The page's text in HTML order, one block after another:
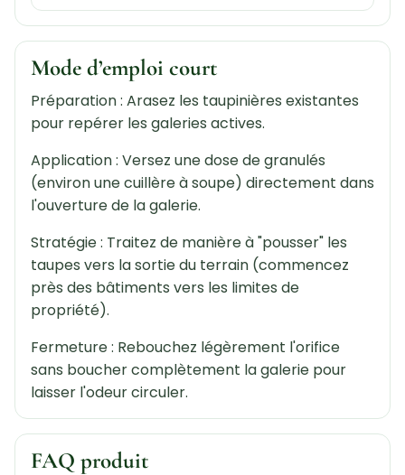
Mode d’emploi court
Préparation : Arasez les taupinières existantes
pour repérer les galeries actives.
Application : Versez une dose de granulés
(environ une cuillère à soupe) directement dans
l'ouverture de la galerie.
Stratégie : Traitez de manière à "pousser" les
taupes vers la sortie du terrain (commencez
près des bâtiments vers les limites de
propriété).
Fermeture : Rebouchez légèrement l'orifice
sans boucher complètement la galerie pour
laisser l'odeur circuler.
FAQ produit